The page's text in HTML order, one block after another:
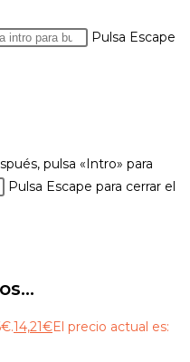
Pulsa Escape
pulsa «Intro» para
Pulsa Escape para cerrar el
14,21€El precio actual es: